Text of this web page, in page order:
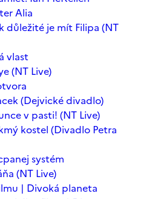
Alia
důležité je mít Filipa (NT
vlast
(NT Live)
(Dejvické divadlo)
v pasti! (NT Live)
kostel (Divadlo Petra
systém
(NT Live)
| Divoká planeta